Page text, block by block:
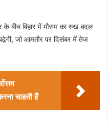
के बीच बिहार में मौसम का रुख बदल
जो आमतौर पर दिसंबर में तेज
चाहती हैं